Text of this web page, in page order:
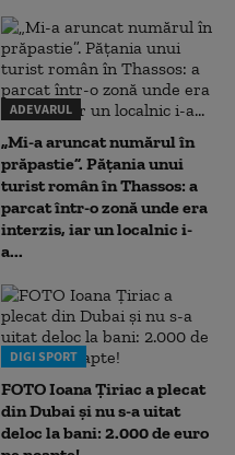
ADEVARUL
„Mi-a aruncat numărul în
prăpastie”. Pățania unui
turist român în Thassos: a
parcat într-o zonă unde era
interzis, iar un localnic i-
a...
DIGI SPORT
FOTO Ioana Țiriac a plecat
din Dubai și nu s-a uitat
deloc la bani: 2.000 de euro